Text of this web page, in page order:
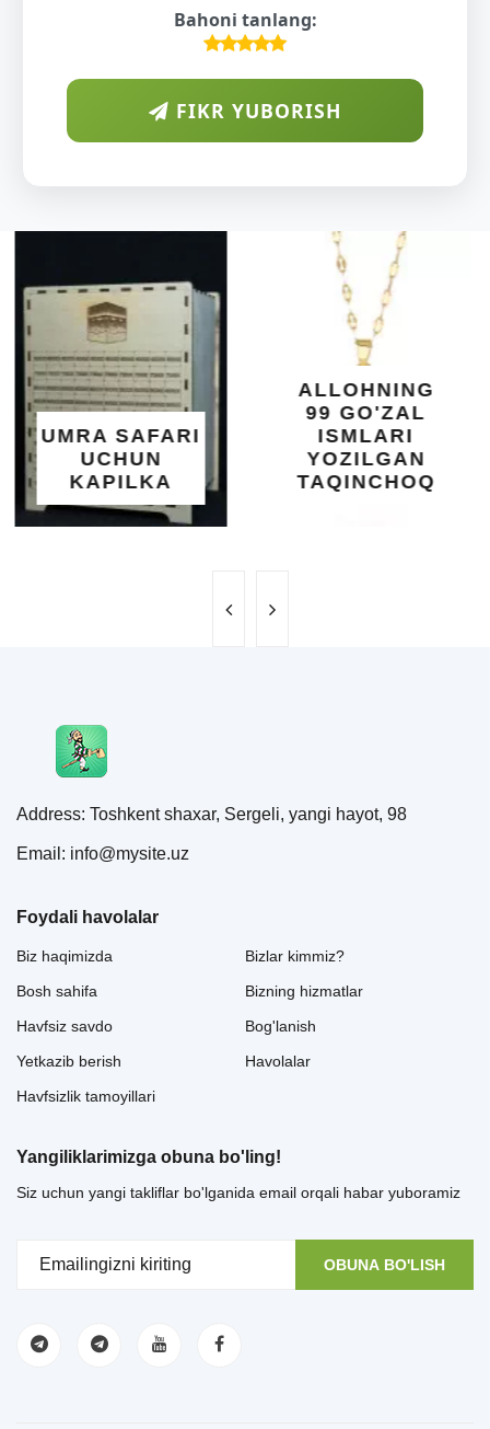
Bahoni tanlang:
FIKR YUBORISH
ALLOHNING
99 GO'ZAL
ISMLARI
YOZILGAN
TAQINCHOQ
DIYORIDA
O'SUVCHI
KUNDUR
DARAXTINING
SHIFOBAXSH
YELIMI: AQL,
XOTIRA VA
UMUMIY
SALOMATLIK
UCHUN
BEBAHO
NE'MAT
Address: Toshkent shaxar, Sergeli, yangi hayot, 98
Email: info@mysite.uz
Foydali havolalar
Biz haqimizda
Bosh sahifa
Havfsiz savdo
Yetkazib berish
Havfsizlik tamoyillari
Bizlar kimmiz?
Bizning hizmatlar
Bog'lanish
Havolalar
Yangiliklarimizga obuna bo'ling!
Siz uchun yangi takliflar bo'lganida email orqali habar yuboramiz
OBUNA BO'LISH